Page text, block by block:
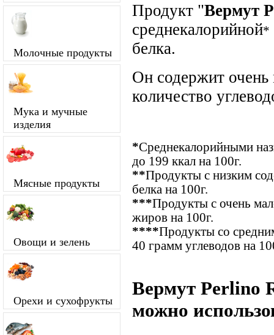
Молочные продукты
Мука и мучные
изделия
Мясные продукты
Овощи и зелень
Орехи и сухофрукты
Продукт "Вермут
среднекалорийной*
белка.
Он содержит очень
количество
*Среднекалорийными
до 199 ккал на 100г.
**Продукты с низким
белка на 100г.
***Продукты с очень
жиров на 100г.
****Продукты со
40 грамм углеводов на
Вермут Perlino
можно